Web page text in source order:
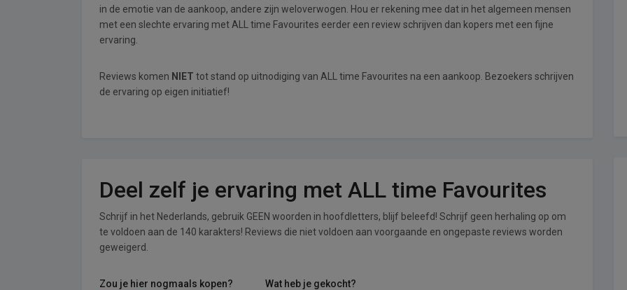
in de emotie van de aankoop, andere zijn weloverwogen. Hou er rekening mee dat in het algemeen mensen
met een slechte ervaring met ALL time Favourites eerder een review schrijven dan kopers met een fijne
ervaring.
Reviews komen NIET tot stand op uitnodiging van ALL time Favourites na een aankoop. Bezoekers schrijven
de ervaring op eigen initiatief!
Deel zelf je ervaring met ALL time Favourites
Schrijf in het Nederlands, gebruik GEEN woorden in hoofdletters, blijf beleefd! Schrijf geen herhaling op om
te voldoen aan de 140 karakters! Reviews die niet voldoen aan voorgaande en ongepaste reviews worden
geweigerd.
Zou je hier nogmaals kopen? Wat heb je gekocht?